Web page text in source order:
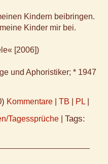
Kindern beibringen.
Kinder mir bei.
[2006])
und Aphoristiker; * 1947
Kommentare TB PL
Tagessprüche Tags: